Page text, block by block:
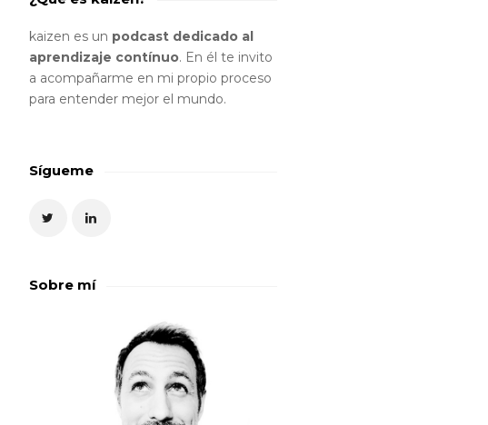
kaizen es un podcast dedicado al
aprendizaje contínuo. En él te invito
a acompañarme en mi propio proceso
para entender mejor el mundo.
Sígueme
Sobre mí